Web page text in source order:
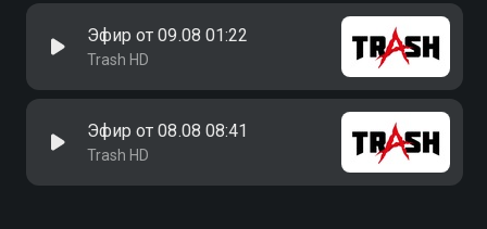
Эфир от 09.08 01:22
Trash HD
Эфир от 08.08 08:41
Trash HD